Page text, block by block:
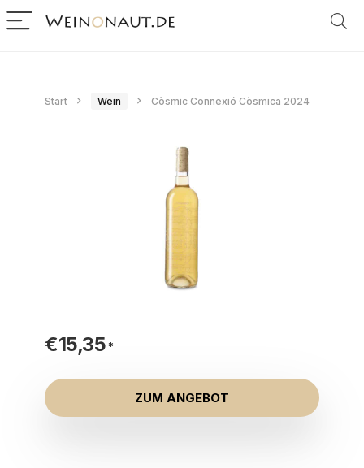
Start Wein Còsmic Connexió Còsmica 2024
€15,35
ZUM ANGEBOT